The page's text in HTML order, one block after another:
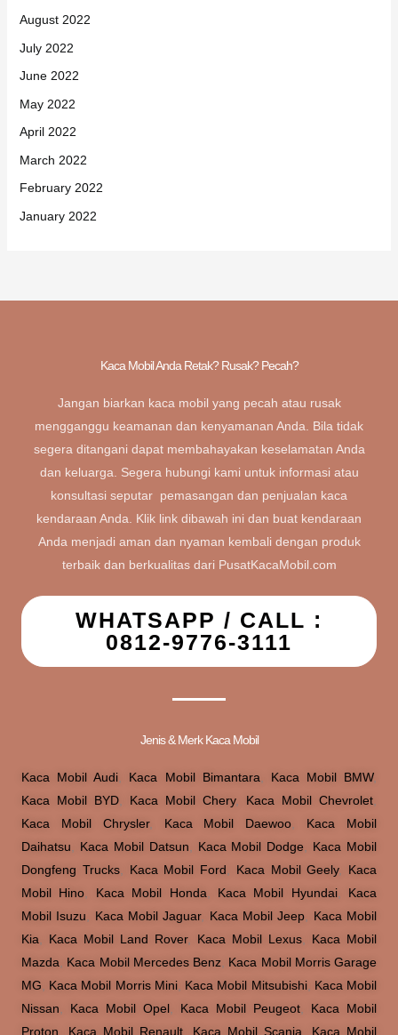
August 2022
July 2022
June 2022
May 2022
April 2022
March 2022
February 2022
January 2022
Kaca Mobil Anda Retak? Rusak? Pecah?
Jangan biarkan kaca mobil yang pecah atau rusak
mengganggu keamanan dan kenyamanan Anda. Bila tidak
segera ditangani dapat membahayakan keselamatan Anda
dan keluarga. Segera hubungi kami untuk informasi atau
konsultasi seputar pemasangan dan penjualan kaca
kendaraan Anda. Klik link dibawah ini dan buat kendaraan
Anda menjadi aman dan nyaman kembali dengan produk
terbaik dan berkualitas dari PusatKacaMobil.com
WHATSAPP / CALL :
0812-9776-3111
Jenis & Merk Kaca Mobil
Kaca Mobil Audi Kaca Mobil Bimantara Kaca Mobil BMW,
Kaca Mobil BYD
Kaca Mobil Chery, Kaca Mobil Chevrolet
Kaca Mobil Chrysler, Kaca Mobil Daewoo
Kaca Mobil
Daihatsu
Kaca Mobil Datsun Kaca Mobil Dodge
Kaca Mobil
Dongfeng Trucks, Kaca Mobil Ford Kaca Mobil Geely, Kaca
Mobil Hino
Kaca Mobil Honda Kaca Mobil Hyundai, Kaca
Mobil Isuzu
Kaca Mobil Jaguar, Kaca Mobil Jeep
Kaca Mobil
Kia
Kaca Mobil Land Rover, Kaca Mobil Lexus
Kaca Mobil
Mazda
Kaca Mobil Mercedes Benz Kaca Mobil Morris Garage
MG
Kaca Mobil Morris Mini, Kaca Mobil Mitsubishi, Kaca Mobil
Nissan
Kaca Mobil Opel Kaca Mobil Peugeot
Kaca Mobil
Proton
Kaca Mobil Renault Kaca Mobil Scania Kaca Mobil